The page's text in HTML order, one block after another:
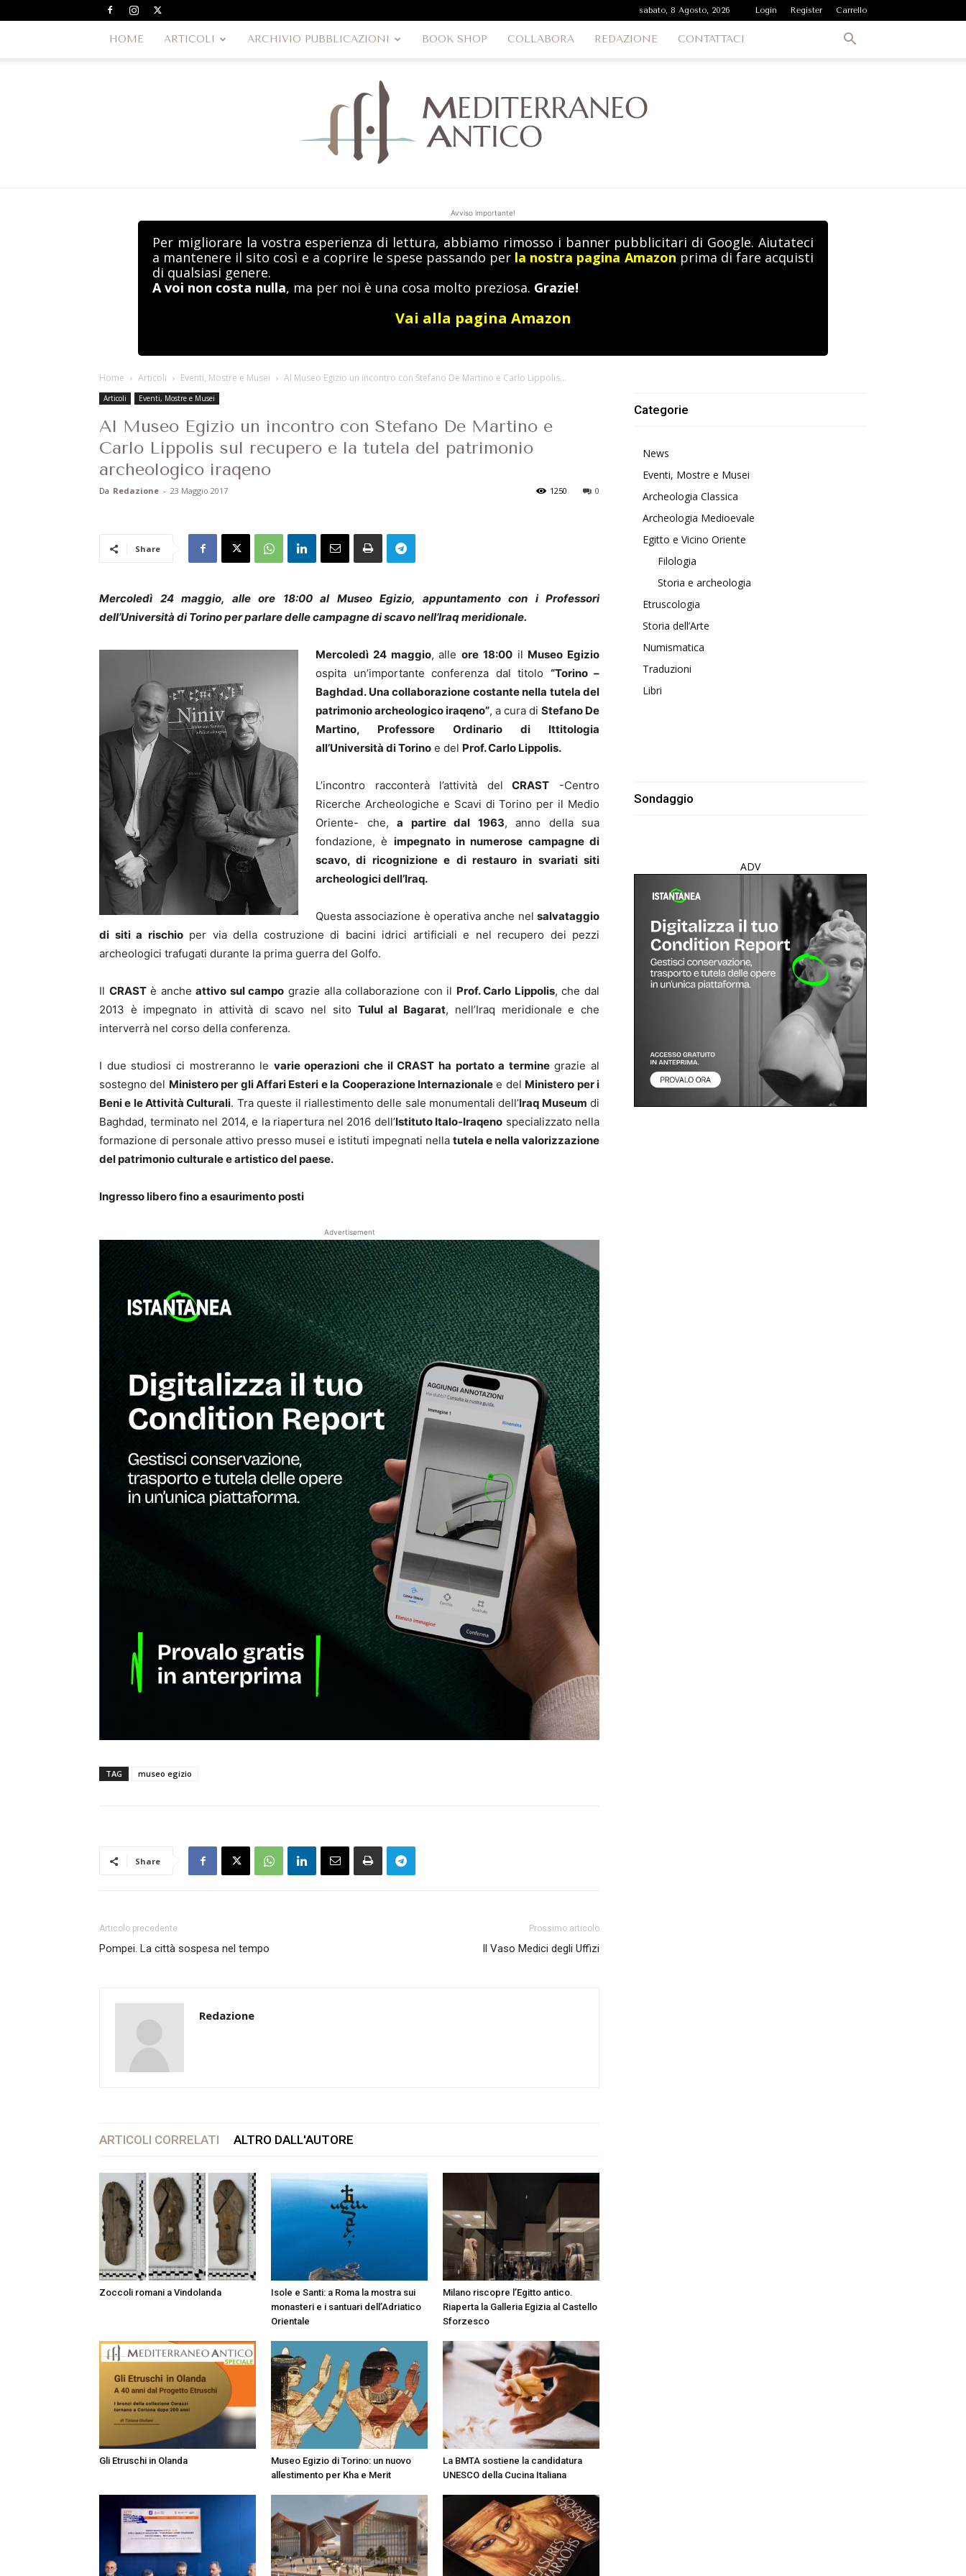
sabato, 8 Agosto, 2026 Login Register Carrello
HOME ARTICOLI ARCHIVIO PUBBLICAZIONI BOOK SHOP COLLABORA REDAZIONE CONTATTACI
MediterraneoAntico
Avviso importante!
Per migliorare la vostra esperienza di lettura, abbiamo rimosso i banner pubblicitari di Google. Aiutateci
a mantenere il sito così e a coprire le spese passando per la nostra pagina Amazon prima di fare acquisti
di qualsiasi genere.
A voi non costa nulla, ma per noi è una cosa molto preziosa. Grazie!
Vai alla pagina Amazon
Home Articoli Eventi, Mostre e Musei Al Museo Egizio un incontro con Stefano De Martino e Carlo Lippolis...
Articoli Eventi, Mostre e Musei
Al Museo Egizio un incontro con Stefano De Martino e
Carlo Lippolis sul recupero e la tutela del patrimonio
archeologico iraqeno
Da Redazione - 23 Maggio 2017 0
1250
Share
Mercoledì 24 maggio, alle ore 18:00 al Museo Egizio, appuntamento con i Professori
dell’Università di Torino per parlare delle campagne di scavo nell’Iraq meridionale.
Mercoledì 24 maggio, alle ore 18:00il Museo Egizio
ospita un’importante conferenza dal titolo “Torino –
Baghdad. Una collaborazione costante nella tutela del
patrimonio archeologico iraqeno”, a cura di Stefano De
Martino, Professore Ordinario di Ittitologia
all’Università di Torino e del Prof. Carlo Lippolis.
L’incontro racconterà l’attività del CRAST -Centro
Ricerche Archeologiche e Scavi di Torino per il Medio
Oriente- che, a partire dal 1963, anno della sua
fondazione, è impegnato in numerose campagne di
scavo, di ricognizione e di restauro in svariati siti
archeologici dell’Iraq.
Questa associazione è operativa anche nel salvataggio
di siti a rischioper via della costruzione di bacini idrici artificiali e nel recupero dei pezzi
archeologici trafugati durante la prima guerra del Golfo.
Il CRASTè ancheattivo sul campo grazie alla collaborazione con il Prof. Carlo Lippolis, che dal
2013 è impegnato in attività di scavo nel sito Tulul al Bagarat, nell’Iraq meridionale e che
interverrà nel corso della conferenza.
I due studiosi ci mostreranno le varie operazioni che il CRAST ha portato a terminegrazie al
sostegno del Ministero per gli Affari Esteri e la Cooperazione Internazionale e del Ministero per i
Beni e le Attività Culturali. Tra queste il riallestimento delle sale monumentali dell’Iraq Museum di
Baghdad, terminato nel 2014, e la riapertura nel 2016 dell’Istituto Italo-Iraqeno specializzato nella
formazione di personale attivo presso musei e istituti impegnati nella tutela e nella valorizzazione
del patrimonio culturale e artistico del paese.
Ingresso libero fino a esaurimento posti
Advertisement
TAG museo egizio
Share
Articolo precedente
Pompei. La città sospesa nel tempo
Prossimo articolo
Il Vaso Medici degli Uffizi
Redazione
ARTICOLI CORRELATI ALTRO DALL'AUTORE
Zoccoli romani a Vindolanda
Isole e Santi: a Roma la mostra sui
monasteri e i santuari dell’Adriatico
Orientale
Milano riscopre l’Egitto antico.
Riaperta la Galleria Egizia al Castello
Sforzesco
Gli Etruschi in Olanda
Museo Egizio di Torino: un nuovo
allestimento per Kha e Merit
La BMTA sostiene la candidatura
UNESCO della Cucina Italiana
Categorie
News
Eventi, Mostre e Musei
Archeologia Classica
Archeologia Medioevale
Egitto e Vicino Oriente
Filologia
Storia e archeologia
Etruscologia
Storia dell’Arte
Numismatica
Traduzioni
Libri
Sondaggio
ADV